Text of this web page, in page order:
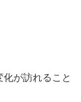
が訪れること